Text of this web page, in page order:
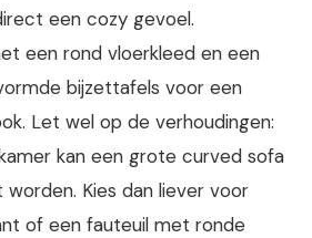
een cozy gevoel.
een rond vloerkleed en een
bijzettafels voor een
Let wel op de verhoudingen:
kan een grote curved sofa
Kies dan liever voor
of een fauteuil met ronde